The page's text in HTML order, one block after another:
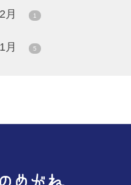
月 1
月 5